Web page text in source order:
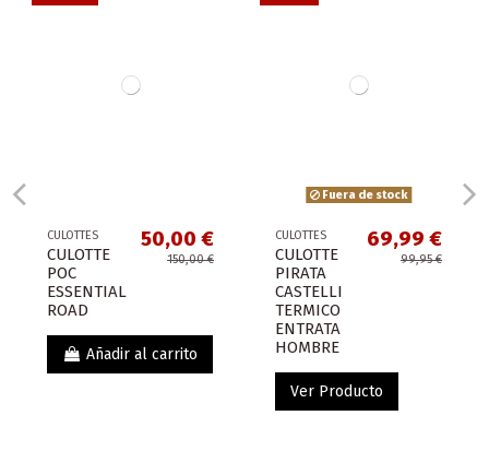
CULOTTES
CULOTTE
POC
ESSENTIAL
ROAD
50,00 €
150,00 €
Añadir al carrito
Fuera de stock
CULOTTES
CULOTTE
PIRATA
CASTELLI
TERMICO
ENTRATA
HOMBRE
69,99 €
99,95 €
Ver Producto